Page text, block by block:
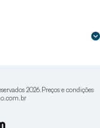
2026.Preços e condições